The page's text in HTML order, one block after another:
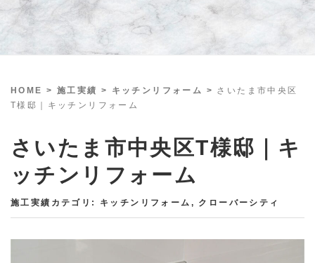
HOME > 施工実績 > キッチンリフォーム > さいたま市中央区
T様邸｜キッチンリフォーム
さいたま市中央区T様邸｜キ
ッチンリフォーム
施工実績カテゴリ: キッチンリフォーム , クローバーシティ